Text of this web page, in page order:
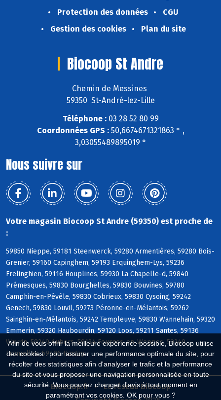
Afin de vous offrir la meilleure expérience possible, Biocoop utilise
des cookies : pour assurer une performance optimale du site, pour
récolter des statistiques afin d'analyser le trafic et la performance
du site et vous proposer une navigation personnalisée en toute
sécurité. Vous pouvez changer d'avis à tout moment en
paramétrant vos cookies. OK pour vous ?
Protection des données
CGU
Gestion des cookies
Plan du site
Biocoop St Andre
Chemin de Messines
59350 St-André-lez-Lille
Téléphone :03 28 52 80 99
Coordonnées GPS :50,6674671321863 ° ,
3,03055489895019 °
Nous suivre sur
Votre magasin Biocoop St Andre (59350) est proche de
:
59850 Nieppe, 59181 Steenwerck, 59280 Armentières, 59280 Bois-
Grenier, 59160 Capinghem, 59193 Erquinghem-Lys, 59236
Frelinghien, 59116 Houplines, 59930 La Chapelle-d, 59840
Prémesques, 59830 Bourghelles, 59830 Bouvines, 59780
Camphin-en-Pévèle, 59830 Cobrieux, 59830 Cysoing, 59242
Genech, 59830 Louvil, 59273 Péronne-en-Mélantois, 59262
Sainghin-en-Mélantois, 59242 Templeuve, 59830 Wannehain, 59320
Emmerin, 59320 Haubourdin, 59120 Loos, 59211 Santes, 59136
Wavrin, 59249 Aubers, 59134 Fournes-en-Weppes, 59249
Fromelles, 59496 Hantay
Biocoop.fr
Le réseau Biocoop